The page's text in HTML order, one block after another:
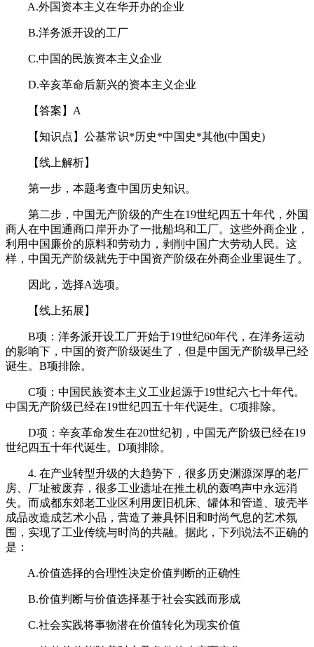
A.外国资本主义在华开办的企业
B.洋务派开设的工厂
C.中国的民族资本主义企业
D.辛亥革命后新兴的资本主义企业
【答案】A
【知识点】公基常识*历史*中国史*其他(中国史)
【线上解析】
第一步，本题考查中国历史知识。
第二步，中国无产阶级的产生在19世纪四五十年代，外国
商人在中国通商口岸开办了一批船坞和工厂。这些外商企业，
利用中国廉价的原料和劳动力，剥削中国广大劳动人民。这
样，中国无产阶级就先于中国资产阶级在外商企业里诞生了。
因此，选择A选项。
【线上拓展】
B项：洋务派开设工厂开始于19世纪60年代，在洋务运动
的影响下，中国的资产阶级诞生了，但是中国无产阶级早已经
诞生。B项排除。
C项：中国民族资本主义工业起源于19世纪六七十年代。
中国无产阶级已经在19世纪四五十年代诞生。C项排除。
D项：辛亥革命发生在20世纪初，中国无产阶级已经在19
世纪四五十年代诞生。D项排除。
4. 在产业转型升级的大趋势下，很多历史渊源深厚的老厂
房、厂址被废弃，很多工业遗址在推土机的轰鸣声中永远消
失。而成都东郊老工业区利用废旧机床、罐体和管道、玻壳半
成品改造成艺术小品，营造了兼具怀旧和时尚气息的艺术氛
围，实现了工业传统与时尚的共融。据此，下列说法不正确的
是：
A.价值选择的合理性决定价值判断的正确性
B.价值判断与价值选择基于社会实践而形成
C.社会实践将事物潜在价值转化为现实价值